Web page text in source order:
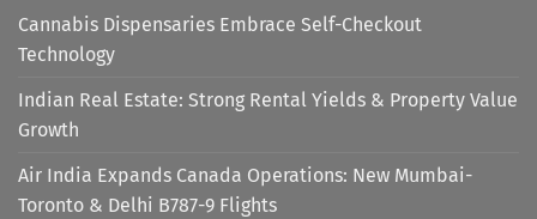
Cannabis Dispensaries Embrace Self-Checkout
Technology
Indian Real Estate: Strong Rental Yields & Property Value
Growth
Air India Expands Canada Operations: New Mumbai-
Toronto & Delhi B787-9 Flights